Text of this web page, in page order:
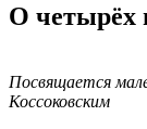
О четырёх
Посвящается
Коссоковским